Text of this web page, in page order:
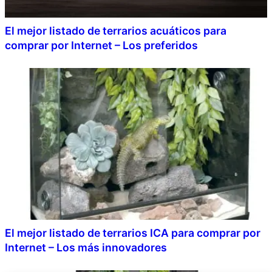
El mejor listado de terrarios acuáticos para
comprar por Internet – Los preferidos
El mejor listado de terrarios ICA para comprar por
Internet – Los más innovadores